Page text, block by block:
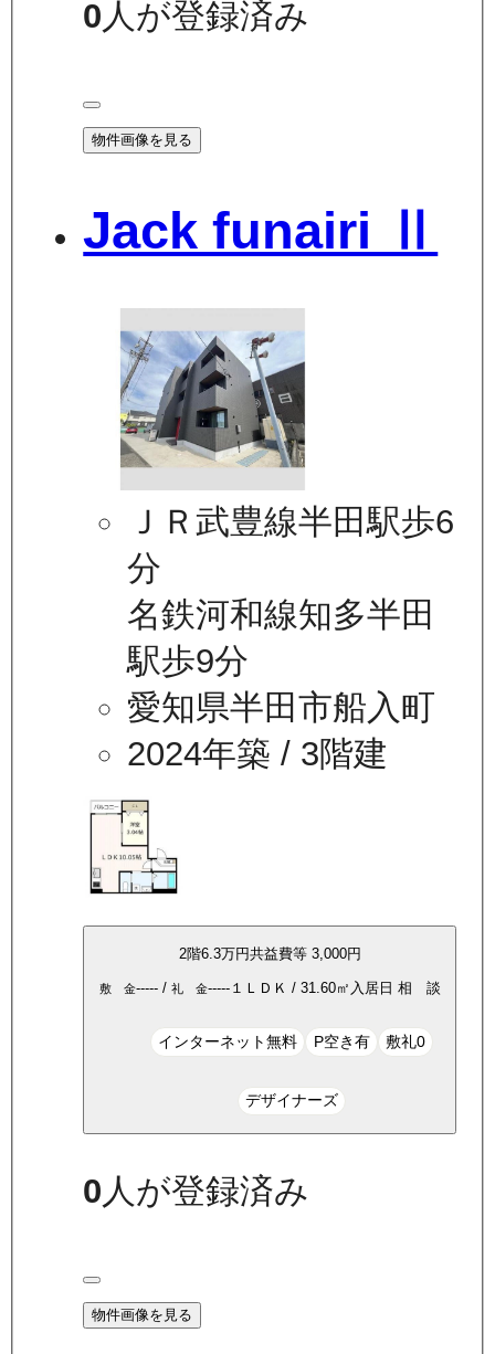
0 人が登録済み
物件画像を見る
Jack funairi Ⅱ
ＪＲ武豊線半田駅歩6
分
名鉄河和線知多半田
駅歩9分
愛知県半田市船入町
2024年築 / 3階建
2階6.3万円共益費等 3,000円
敷 金-----/ 礼 金-----１ＬＤＫ / 31.60㎡ 入居日 相 談
インターネット無料 P空き有 敷礼0
デザイナーズ
0 人が登録済み
物件画像を見る